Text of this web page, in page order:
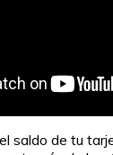
saldo de tu